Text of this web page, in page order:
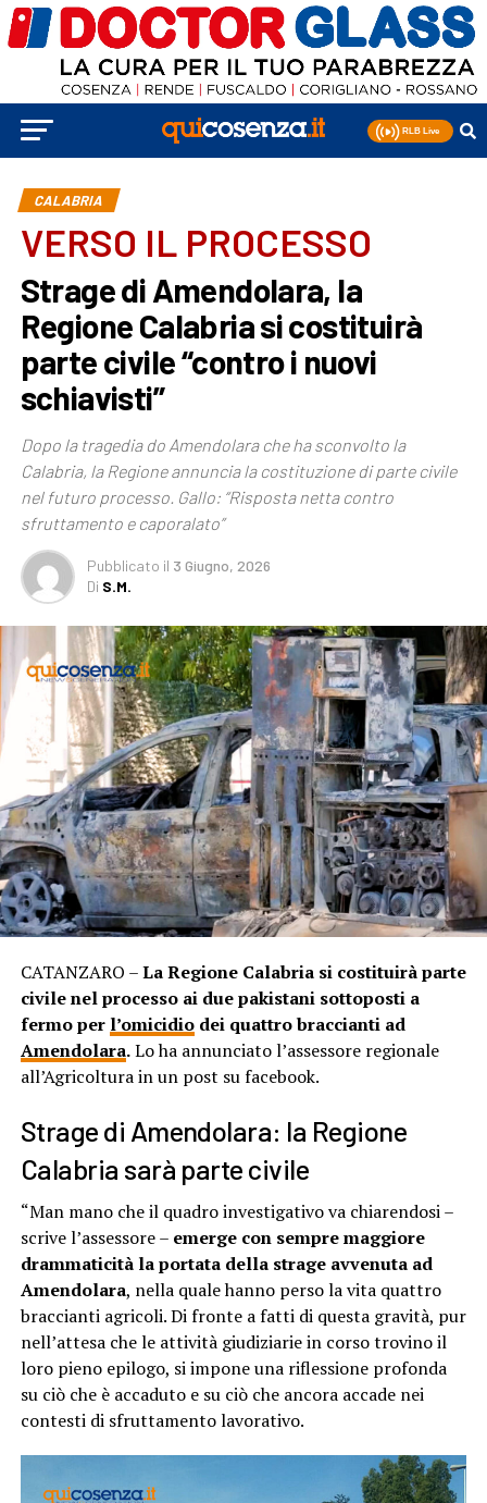
CALABRIA
VERSO IL PROCESSO
Strage di Amendolara, la
Regione Calabria si costituirà
parte civile “contro i nuovi
schiavisti”
Dopo la tragedia do Amendolara che ha sconvolto la
Calabria, la Regione annuncia la costituzione di parte civile
nel futuro processo. Gallo: “Risposta netta contro
sfruttamento e caporalato”
Pubblicato il 3 Giugno, 2026
Di S.M.
CATANZARO –La Regione Calabria si costituirà parte
civile nel processo ai due pakistani sottoposti a
fermo per l’omicidiodei quattro braccianti ad
Amendolara.Lo ha annunciato l’assessore regionale
all’Agricoltura in un post su facebook.
Strage di Amendolara: la Regione
Calabria sarà parte civile
“Man mano che il quadro investigativo va chiarendosi –
scrive l’assessore – emerge con sempre maggiore
drammaticità la portata della strage avvenuta ad
Amendolara, nella quale hanno perso la vita quattro
braccianti agricoli. Di fronte a fatti di questa gravità, pur
nell’attesa che le attività giudiziarie in corso trovino il
loro pieno epilogo, si impone una riflessione profonda
su ciò che è accaduto e su ciò che ancora accade nei
contesti di sfruttamento lavorativo.